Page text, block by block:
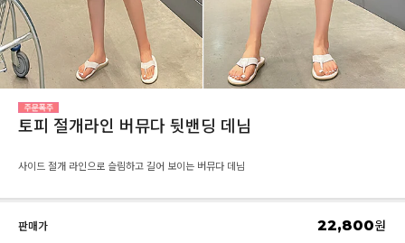
토피 절개라인 버뮤다 뒷밴딩 데님
사이드 절개 라인으로 슬림하고 길어 보이는 버뮤다 데님
판매가 22,800원